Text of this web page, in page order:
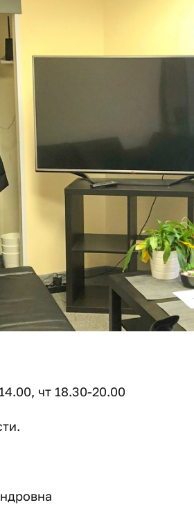
чт 18.30-20.00